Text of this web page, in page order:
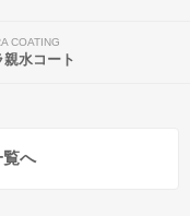
COATING
親水コート
へ